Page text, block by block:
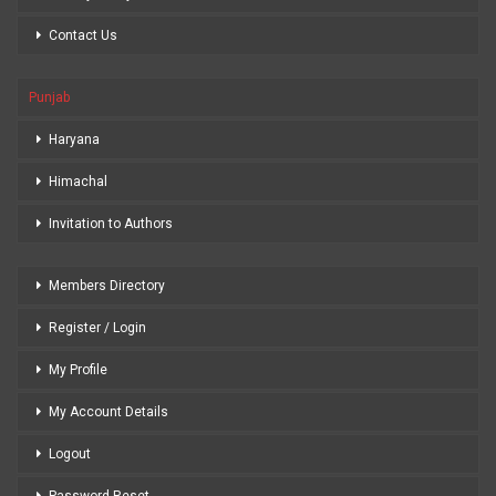
Contact Us
Punjab
Haryana
Himachal
Invitation to Authors
Members Directory
Register / Login
My Profile
My Account Details
Logout